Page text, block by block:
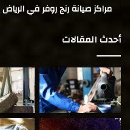
مراكز صيانة رنج روفر في الرياض
أحدث المقالات